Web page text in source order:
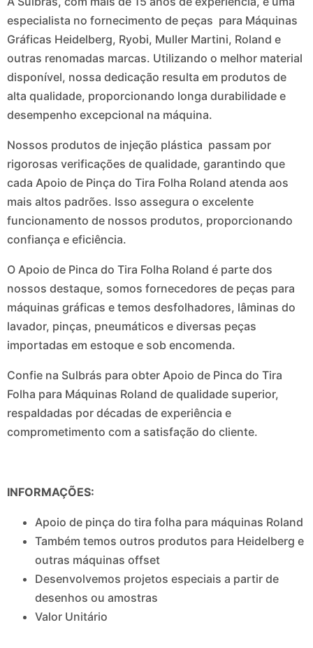
especialista no fornecimento de peças para Máquinas
Gráficas Heidelberg, Ryobi, Muller Martini, Roland e
outras renomadas marcas. Utilizando o melhor material
disponível, nossa dedicação resulta em produtos de
alta qualidade, proporcionando longa durabilidade e
desempenho excepcional na máquina.
Nossos produtos de injeção plástica passam por
rigorosas verificações de qualidade, garantindo que
cada Apoio de Pinça do Tira Folha Roland atenda aos
mais altos padrões. Isso assegura o excelente
funcionamento de nossos produtos, proporcionando
confiança e eficiência.
O Apoio de Pinca do Tira Folha Roland é parte dos
nossos destaque, somos fornecedores de peças para
máquinas gráficas e temos desfolhadores, lâminas do
lavador, pinças, pneumáticos e diversas peças
importadas em estoque e sob encomenda.
Confie na Sulbrás para obter Apoio de Pinca do Tira
Folha para Máquinas Roland de qualidade superior,
respaldadas por décadas de experiência e
comprometimento com a satisfação do cliente.
INFORMAÇÕES:
Apoio de pinça do tira folha para máquinas Roland
Também temos outros produtos para Heidelberg e
outras máquinas offset
Desenvolvemos projetos especiais a partir de
desenhos ou amostras
Valor Unitário